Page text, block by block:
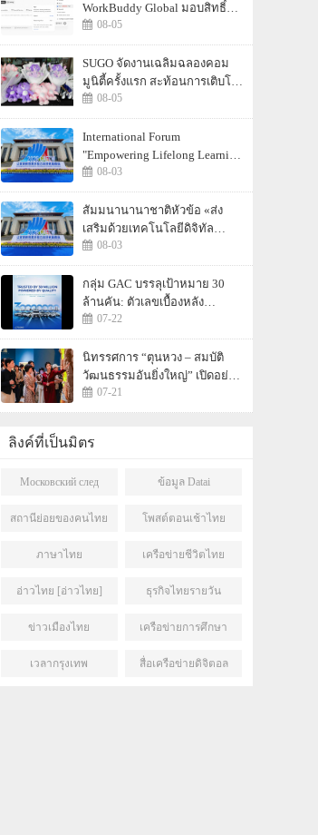
WorkBuddy Global มอบสิทธิ์
เข้าใช้งาน AI Agentic
Workspace ฟรีตลอดเดือน
สิงหาคม
08-05
SUGO จัดงานเฉลิมฉลองคอม
มูนิตี้ครั้งแรก สะท้อนการเติบโต
อย่างต่อเนื่องในประเทศไทย
08-05
International Forum
"Empowering Lifelong Learning
Through Digital Intelligence –
Building a New Ecosystem for
Human Lifelong Learning"
Convenes
08-03
สัมมนานานาชาติหัวข้อ «ส่ง
เสริมด้วยเทคโนโลยีดิจิทัล
อัจฉริยะ เรียนรู้ตลอดชีวิต –
สร้างระบบนิเวศใหม่แห่งการ
เรียนรู้ตลอดชีวิตของมนุษย์» จัด
ขึ้น
08-03
กลุ่ม GAC บรรลุเป้าหมาย 30
ล้านคัน: ตัวเลขเบื้องหลัง
"ความเร็วของ GAC"
07-22
นิทรรศการ “ตุนหวง – สมบัติ
วัฒนธรรมอันยิ่งใหญ่” เปิดอย่าง
เป็นทางการ ณ พิพิธภัณฑ์หู
หนาน
07-21
ลิงค์ที่เป็นมิตร
Московский след ข้อมูล Datai
สถานีย่อยของคนไทย โพสต์ตอนเช้าไทย
ภาษาไทย เครือข่ายชีวิตไทย
อ่าวไทย [อ่าวไทย] ธุรกิจไทยรายวัน
ข่าวเมืองไทย เครือข่ายการศึกษา
เวลากรุงเทพ สื่อเครือข่ายดิจิตอล